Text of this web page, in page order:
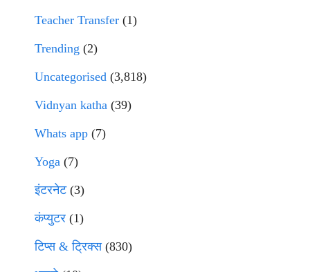
Teacher Transfer (1)
Trending (2)
Uncategorised (3,818)
Vidnyan katha (39)
Whats app (7)
Yoga (7)
इंटरनेट(3)
कंप्युटर (1)
टिप्स & ट्रिक्स(830)